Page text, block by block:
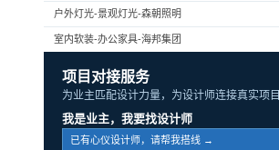
户外灯光-景观灯光-森朝照明
室内软装-办公家具-海邦集团
项目对接服务
为业主匹配设计力量，为设计师连接真实项目
我是业主，我要找设计师
已有心仪设计师，请帮我搭线 →